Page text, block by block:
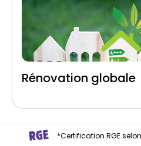
Rénovation globale
*Certification RGE